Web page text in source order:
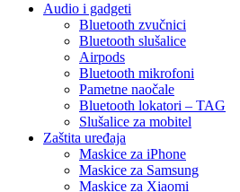
Audio i gadgeti
Bluetooth zvučnici
Bluetooth slušalice
Airpods
Bluetooth mikrofoni
Pametne naočale
Bluetooth lokatori – TAG
Slušalice za mobitel
Zaštita uređaja
Maskice za iPhone
Maskice za Samsung
Maskice za Xiaomi